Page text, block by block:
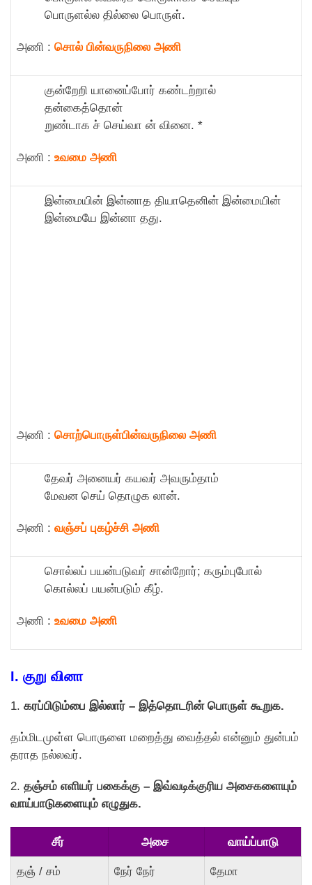
பொருளல்ல தில்லை பொருள்.
அணி : சொல் பின்வருநிலை அணி
குன்றேறி யானைப்போர் கண்டற்றால்
தன்கைத்தொன்
றுண்டாக ச் செய்வா ன் வினை. *
அணி : உவமை அணி
இன்மையின் இன்னாத தியாதெனின் இன்மையின்
இன்மையே இன்னா தது.
அணி : சொற்பொருள்பின்வருநிலை அணி
தேவர் அனையர் கயவர் அவரும்தாம்
மேவன செய் தொழுக லான்.
அணி : வஞ்சப் புகழ்ச்சி அணி
சொல்லப் பயன்படுவர் சான்றோர்; கரும்புபோல்
கொல்லப் பயன்படும் கீழ்.
அணி : உவமை அணி
I. குறு வினா
1. கரப்பிடும்பை இல்லார் – இத்தொடரின் பொருள் கூறுக.
தம்மிடமுள்ள பொருளை மறைத்து வைத்தல் என்னும் துன்பம்
தராத நல்லவர்.
2. தஞ்சம் எளியர் பகைக்கு – இவ்வடிக்குரிய அசைகளையும்
வாய்பாடுகளையும் எழுதுக.
சீர் அசை வாய்ப்பாடு
தஞ் / சம் நேர் நேர் தேமா